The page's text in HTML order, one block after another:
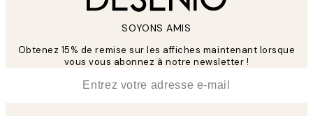
SOYONS AMIS
Obtenez 15% de remise sur les affiches maintenant lorsque
vous vous abonnez à notre newsletter !